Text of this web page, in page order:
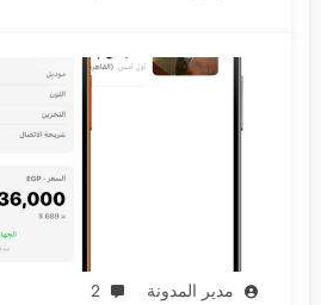
مدير المدونة 2